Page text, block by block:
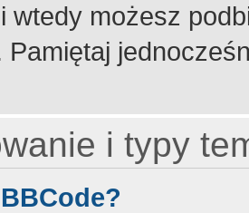
wtedy możesz
Pamiętaj
i typy